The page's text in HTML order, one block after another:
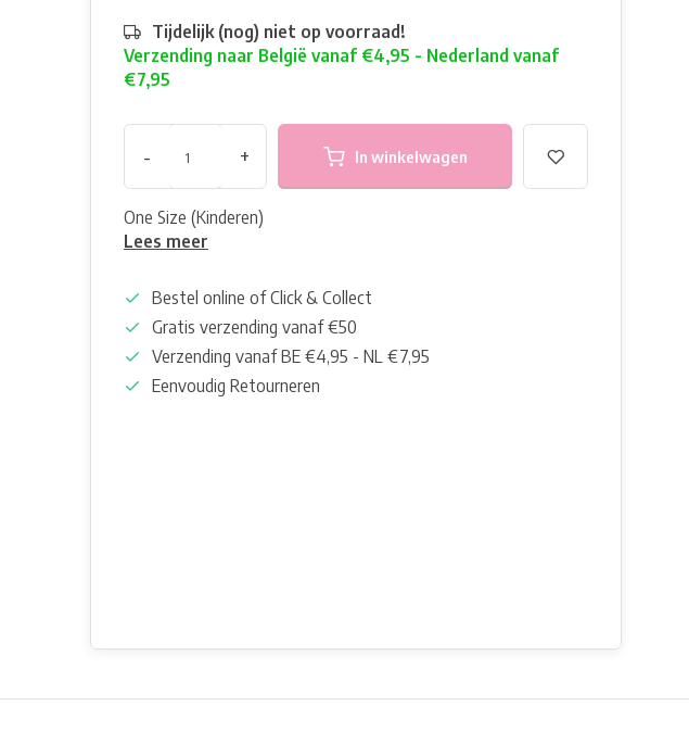
Tijdelijk (nog) niet op voorraad!
Verzending naar België vanaf €4,95 - Nederland vanaf
€7,95
- + In winkelwagen
One Size (Kinderen)
Lees meer
Bestel online of Click & Collect
Gratis verzending vanaf €50
Verzending vanaf BE €4,95 - NL €7,95
Eenvoudig Retourneren